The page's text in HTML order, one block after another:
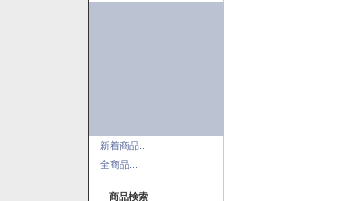
新着商品...
全商品...
商品検索